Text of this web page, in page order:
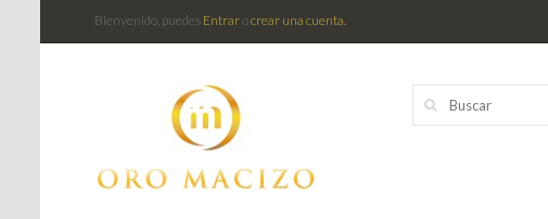
Bienvenido, puedes Entrarocrear una cuenta.